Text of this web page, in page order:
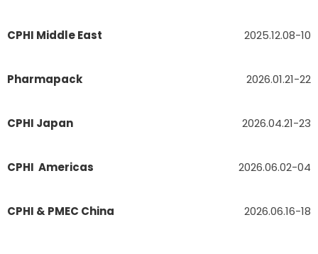
2025.12.08-10
CPHI Middle East
2026.01.21-22
Pharmapack
2026.04.21-23
CPHI Japan
2026.06.02-04
CPHI Americas
2026.06.16-18
CPHI & PMEC China